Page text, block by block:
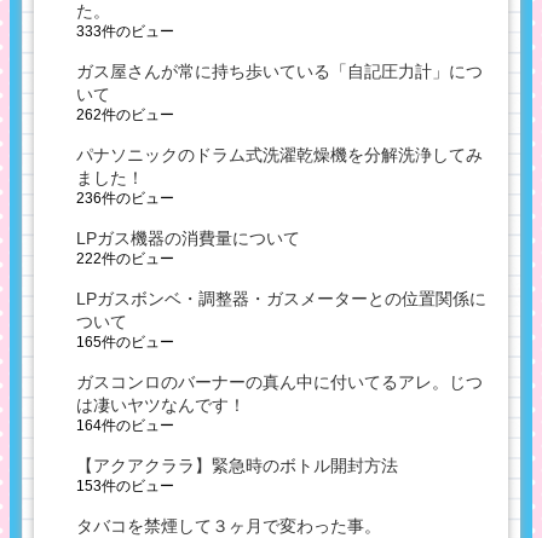
た。
333件のビュー
ガス屋さんが常に持ち歩いている「自記圧力計」につ
いて
262件のビュー
パナソニックのドラム式洗濯乾燥機を分解洗浄してみ
ました！
236件のビュー
LPガス機器の消費量について
222件のビュー
LPガスボンベ・調整器・ガスメーターとの位置関係に
ついて
165件のビュー
ガスコンロのバーナーの真ん中に付いてるアレ。じつ
は凄いヤツなんです！
164件のビュー
【アクアクララ】緊急時のボトル開封方法
153件のビュー
タバコを禁煙して３ヶ月で変わった事。